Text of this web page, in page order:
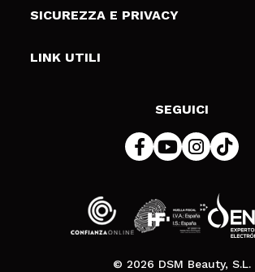
Gift Cards
Spedizioni & Resi
Metodi di pagamamento
SICUREZZA E PRIVACY
Termini e condizioni
LINK UTILI
SEGUICI
© 2026 DSM Beauty, S.L.